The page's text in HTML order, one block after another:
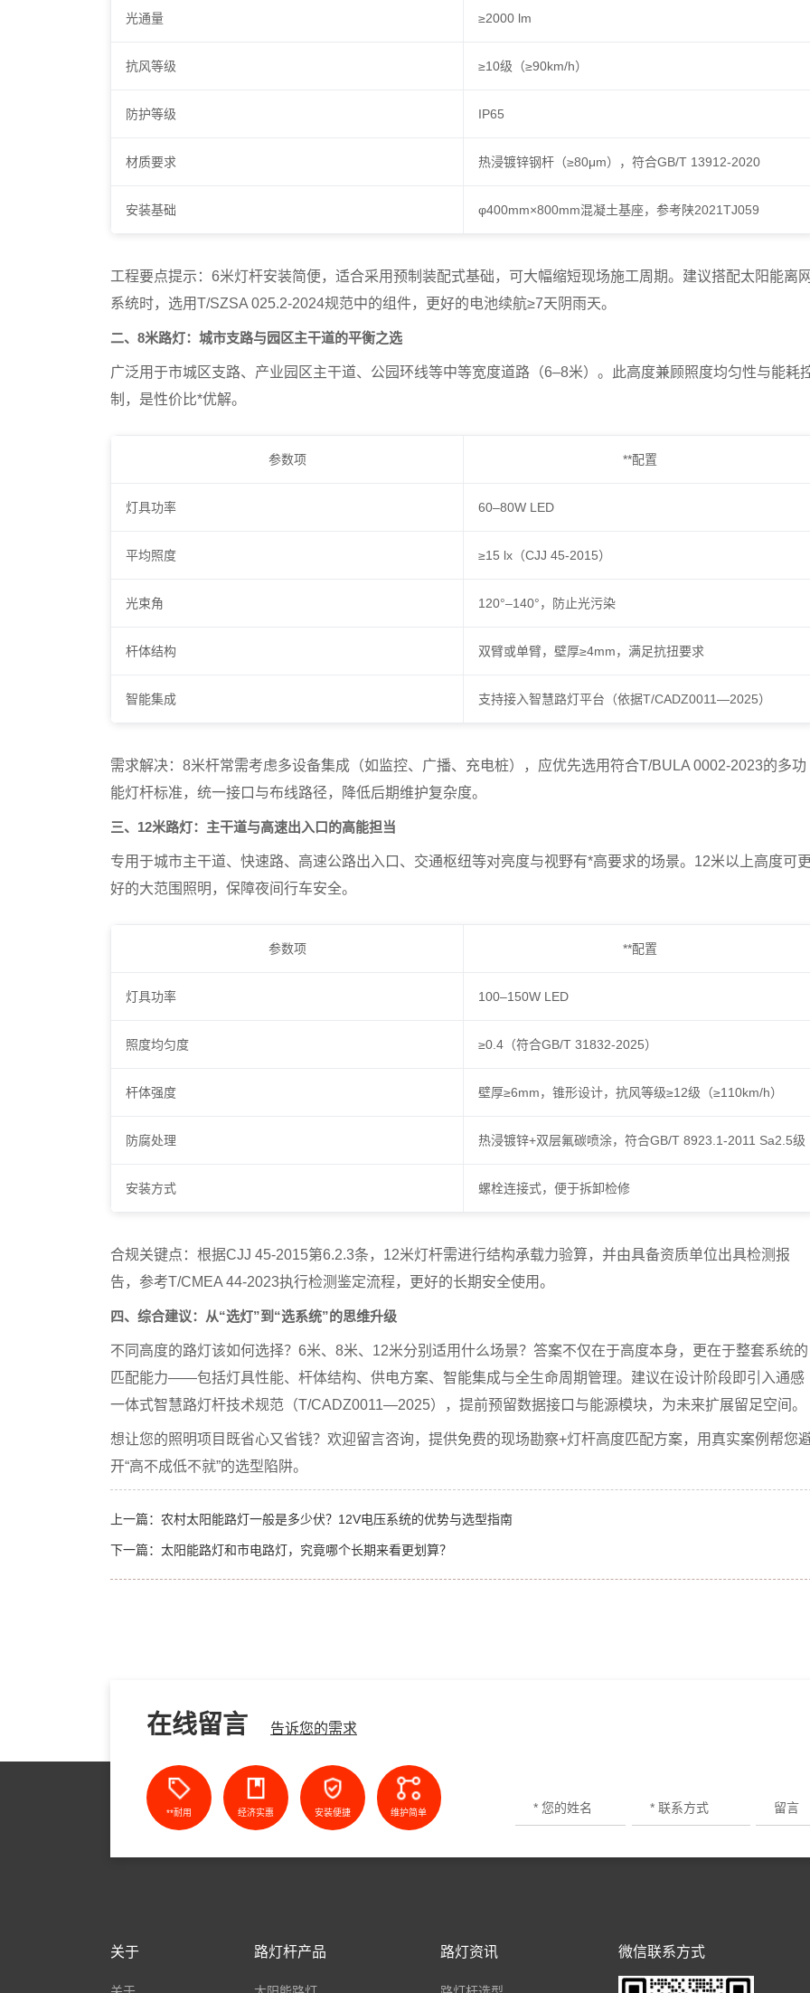
光通量 ≥2000 lm
抗风等级 ≥10级（≥90km/h）
防护等级 IP65
材质要求 热浸镀锌钢杆（≥80μm），符合GB/T 13912-2020
安装基础 φ400mm×800mm混凝土基座，参考陕2021TJ059
工程要点提示 ：6米灯杆安装简便，适合采用预制装配式基础，可大幅缩短现场施工周期。建议搭配太阳能离
系统时，选用T/SZSA 025.2-2024规范中的组件，更好的电池续航≥7天阴雨天。
二、8米路灯：城市支路与园区主干道的平衡之选
广泛用于市城区支路、产业园区主干道、公园环线等中等宽度道路（6–8米）。此高度兼顾照度均匀性与能耗
制，是性价比*优解。
参数项 **配置
灯具功率 60–80W LED
平均照度 ≥15 lx（CJJ 45-2015）
光束角 120°–140°，防止光污染
杆体结构 双臂或单臂，壁厚≥4mm，满足抗扭要求
智能集成 支持接入智慧路灯平台（依据T/CADZ0011—2025）
需求解决：8米杆常需考虑多设备集成（如监控、广播、充电桩），应优先选用符合T/BULA 0002-2023的多功
能灯杆标准，统一接口与布线路径，降低后期维护复杂度。
三、12米路灯：主干道与高速出入口的高能担当
专用于城市主干道、快速路、高速公路出入口、交通枢纽等对亮度与视野有*高要求的场景。12米以上高度可
好的大范围照明，保障夜间行车安全。
参数项 **配置
灯具功率 100–150W LED
照度均匀度 ≥0.4（符合GB/T 31832-2025）
杆体强度 壁厚≥6mm，锥形设计，抗风等级≥12级（≥110km/h）
防腐处理 热浸镀锌+双层氟碳喷涂，符合GB/T 8923.1-2011 Sa2.5级
安装方式 螺栓连接式，便于拆卸检修
合规关键点 ：根据CJJ 45-2015第6.2.3条，12米灯杆需进行结构承载力验算，并由具备资质单位出具检测报
告，参考T/CMEA 44-2023执行检测鉴定流程，更好的长期安全使用。
四、综合建议：从“选灯”到“选系统”的思维升级
不同高度的路灯该如何选择？6米、8米、12米分别适用什么场景？答案不仅在于高度本身，更在于整套系统的
匹配能力——包括灯具性能、杆体结构、供电方案、智能集成与全生命周期管理。建议在设计阶段即引入通感
一体式智慧路灯杆技术规范（T/CADZ0011—2025）
，提前预留数据接口与能源模块，为未来扩展留足空间。
想让您的照明项目既省心又省钱？欢迎留言咨询，提供免费的现场勘察+灯杆高度匹配方案，用真实案例帮您
开“高不成低不就”的选型陷阱。
上一篇： 农村太阳能路灯一般是多少伏？12V电压系统的优势与选型指南
下一篇： 太阳能路灯和市电路灯，究竟哪个长期来看更划算？
在线留言 告诉您的需求
**耐用 经济实惠 安装便捷 维护简单
关于 路灯杆产品 路灯资讯 微信联系方式